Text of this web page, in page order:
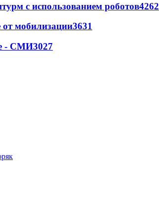
с использованием роботов4262
от мобилизации3631
- СМИ3027